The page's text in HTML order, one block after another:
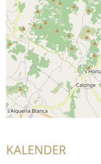
KALENDER